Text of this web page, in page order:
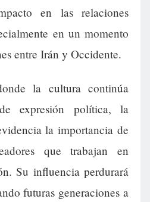
en las relaciones
en un momento
entre Irán y Occidente.
la cultura continúa
expresión política, la
la importancia de
que trabajan en
Su influencia perdurará
futuras generaciones a